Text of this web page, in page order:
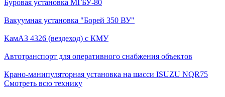
Буровая установка МГБУ-80
Вакуумная установка "Борей 350 ВУ"
КамАЗ 4326 (вездеход) с КМУ
Автотранспорт для оперативного снабжения объектов
Крано-манипуляторная установка на шасси ISUZU NQR75
Смотреть всю технику